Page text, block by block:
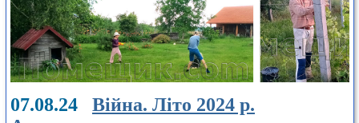
07.08.24 Війна. Літо 2024 р.